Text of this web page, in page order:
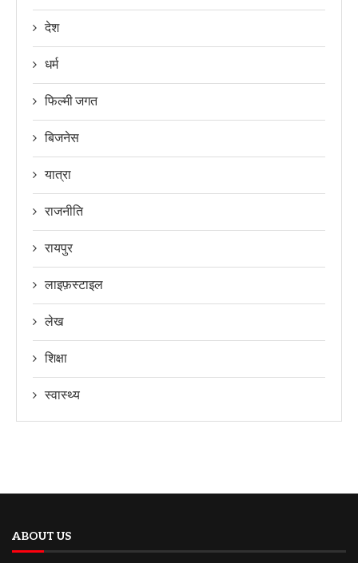
देश
धर्म
फिल्मी जगत
बिजनेस
यात्रा
राजनीति
रायपुर
लाइफ़स्टाइल
लेख
शिक्षा
स्वास्थ्य
ABOUT US